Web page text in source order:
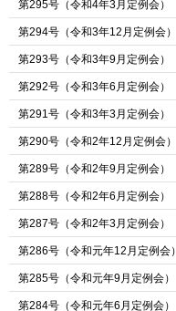
第295号（令和4年3月定例会）
第294号（令和3年12月定例会）
第293号（令和3年9月定例会）
第292号（令和3年6月定例会）
第291号（令和3年3月定例会）
第290号（令和2年12月定例会）
第289号（令和2年9月定例会）
第288号（令和2年6月定例会）
第287号（令和2年3月定例会）
第286号（令和元年12月定例会）
第285号（令和元年9月定例会）
第284号（令和元年6月定例会）